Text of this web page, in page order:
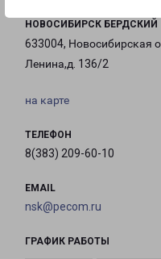
НОВОСИБИРСК БЕРДСКИЙ
633004, Новосибирская
Ленина,д. 136/2
на карте
ТЕЛЕФОН
8(383) 209-60-10
EMAIL
nsk@pecom.ru
ГРАФИК РАБОТЫ